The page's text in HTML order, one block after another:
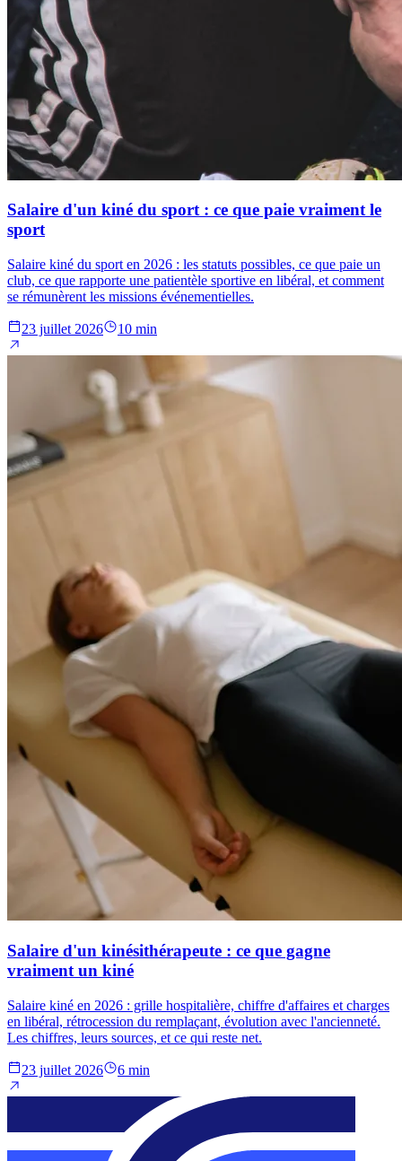
Salaire d'un kiné du sport : ce que paie vraiment le
sport
Salaire kiné du sport en 2026 : les statuts possibles, ce que paie un
club, ce que rapporte une patientèle sportive en libéral, et comment
se rémunèrent les missions événementielles.
23 juillet 2026 10 min
Salaire d'un kinésithérapeute : ce que gagne
vraiment un kiné
Salaire kiné en 2026 : grille hospitalière, chiffre d'affaires et charges
en libéral, rétrocession du remplaçant, évolution avec l'ancienneté.
Les chiffres, leurs sources, et ce qui reste net.
23 juillet 2026 6 min